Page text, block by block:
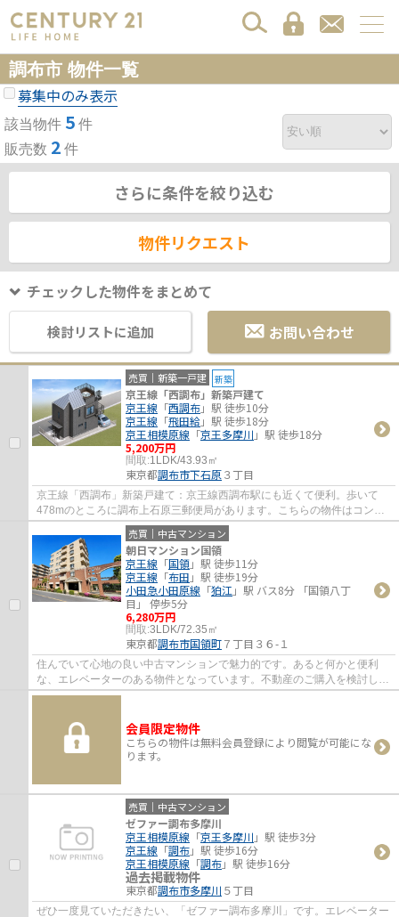
調布市 物件一覧
募集中のみ表示
該当物件 5 件
販売数 2 件
さらに条件を絞り込む
物件リクエスト
チェックした物件をまとめて
検討リストに追加 お問い合わせ
売買｜新築一戸建 新築
京王線「西調布」新築戸建て
京王線 「西調布」駅 徒歩10分
京王線 「飛田給」駅 徒歩18分
京王相模原線 「京王多摩川 」駅 徒歩18分
5,200万円
間取:1LDK/43.93㎡
東京都調布市下石原３丁目
京王線「西調布」新築戸建て：京王線西調布駅にも近くて便利。歩いて
478mのところに調布上石原三郵便局があります。こちらの物件はコンビ
ニまで409mにあります。新築の戸建て物件です...
売買｜中古マンション
朝日マンション国領
京王線 「国領」駅 徒歩11分
京王線 「布田 」駅 徒歩19分
小田急小田原線 「狛江 」駅 バス8分 「国領八丁
目」 停歩5分
6,280万円
間取:3LDK/72.35㎡
東京都調布市国領町７丁目３６-１
住んでいて心地の良い中古マンションで魅力的です。あると何かと便利
な、エレベーターのある物件となっています。不動産のご購入を検討して
いるが不動産の知識がなくて不安だと思う方...
会員限定物件
こちらの物件は無料会員登録により閲覧が可能にな
ります。
売買｜中古マンション
ゼファー調布多摩川
京王相模原線 「京王多摩川 」駅 徒歩3分
京王線 「調布」駅 徒歩16分
京王相模原線 「調布」駅 徒歩16分
過去掲載物件
東京都調布市多摩川 ５丁目
ぜひ一度見ていただきたい、「ゼファー調布多摩川」です。エレベーター